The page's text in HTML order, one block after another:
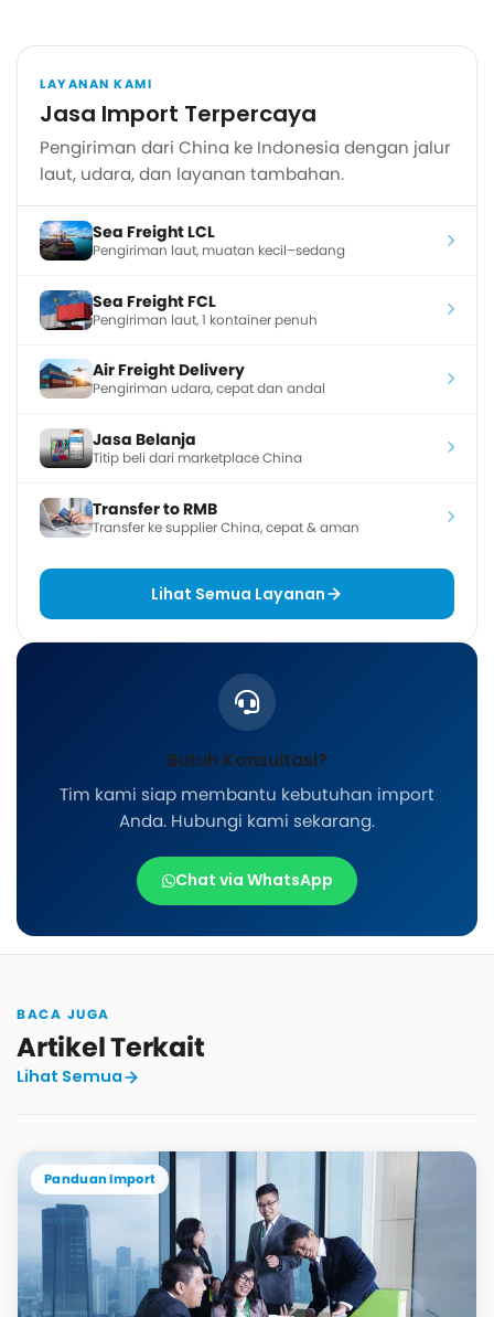
LAYANAN KAMI
Jasa Import Terpercaya
Pengiriman dari China ke Indonesia dengan jalur
laut, udara, dan layanan tambahan.
Sea Freight LCL
Pengiriman laut, muatan kecil–sedang
Sea Freight FCL
Pengiriman laut, 1 kontainer penuh
Air Freight Delivery
Pengiriman udara, cepat dan andal
Jasa Belanja
Titip beli dari marketplace China
Transfer to RMB
Transfer ke supplier China, cepat & aman
Lihat Semua Layanan
Butuh Konsultasi?
Tim kami siap membantu kebutuhan import
Anda. Hubungi kami sekarang.
Chat via WhatsApp
BACA JUGA
Artikel Terkait
Lihat Semua
Panduan Import